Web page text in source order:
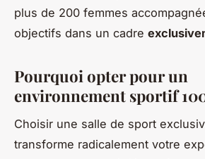
plus de 200 femmes
objectifs dans un cadre
Pourquoi opter pour un
environnement sportif
Choisir une salle de sport
transforme radicalement votre